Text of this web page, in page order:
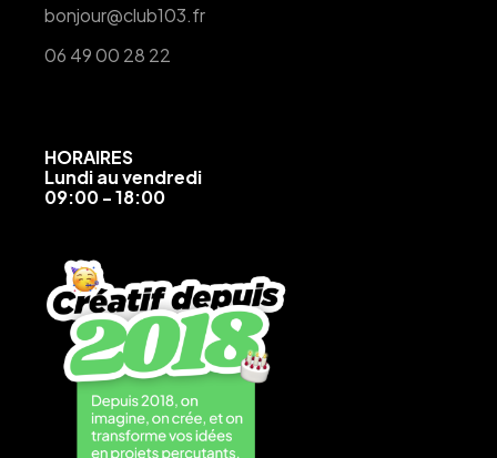
bonjour@club103.fr
06 49 00 28 22
HORAIRES
Lundi au vendredi
09:00 - 18:00